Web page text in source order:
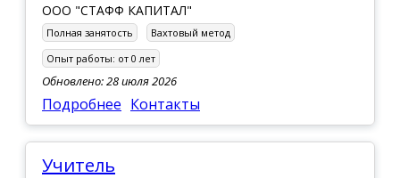
ООО "СТАФФ КАПИТАЛ"
Полная занятость
Вахтовый метод
Опыт работы: от 0 лет
Обновлено: 28 июля 2026
Подробнее Контакты
Учитель